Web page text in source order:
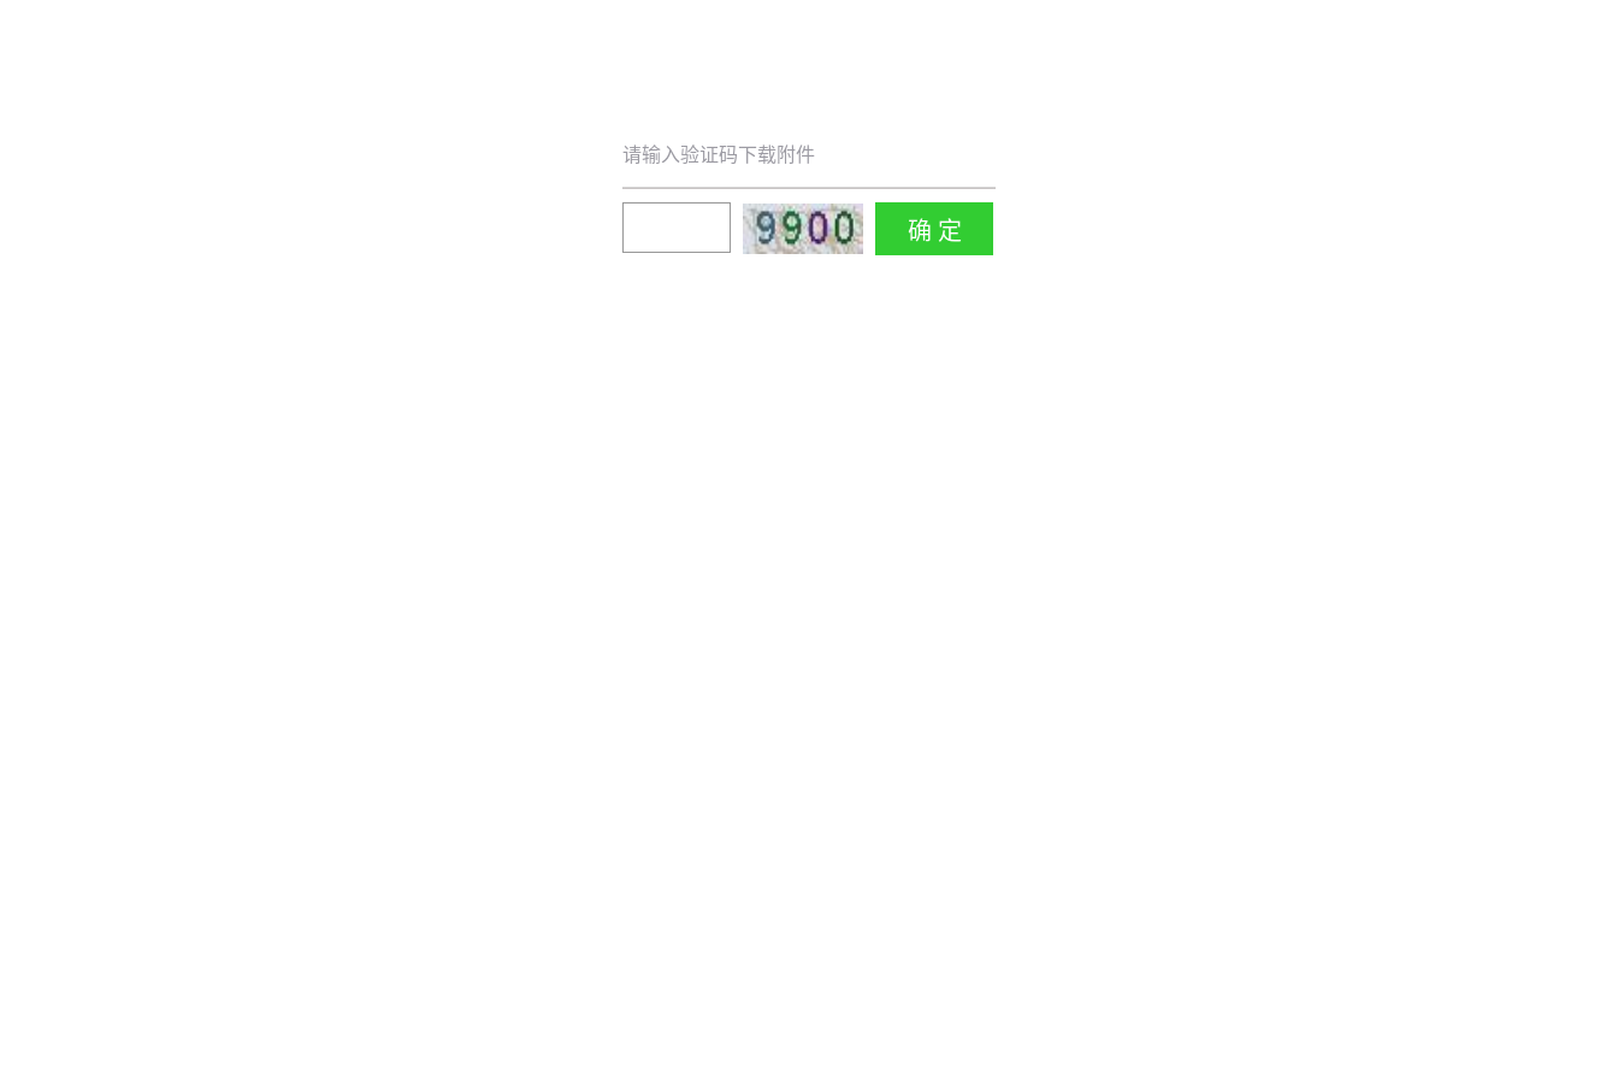
请输入验证码下载附件